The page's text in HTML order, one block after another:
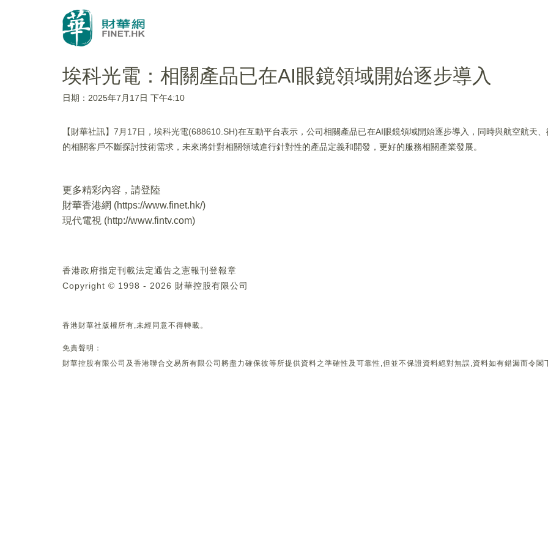
埃科光電：相關產品已在AI眼鏡領域開始逐步導入
日期：2025年7月17日 下午4:10
【財華社訊】7月17日，埃科光電(688610.SH)在互動平台表示，公司相關產品已在AI眼鏡領域開始逐步導入，同時與航空航天
的相關客戶不斷探討技術需求，未來將針對相關領域進行針對性的產品定義和開發，更好的服務相關產業發展。
更多精彩內容，請登陸
財華香港網 (https://www.finet.hk/)
現代電視 (http://www.fintv.com)
香港政府指定刊載法定通告之憲報刊登報章
Copyright © 1998 - 2026 財華控股有限公司
香港財華社版權所有,未經同意不得轉載。
免責聲明：
財華控股有限公司及香港聯合交易所有限公司將盡力確保彼等所提供資料之準確性及可靠性,但並不保證資料絕對無誤,資料如有錯漏而令閣